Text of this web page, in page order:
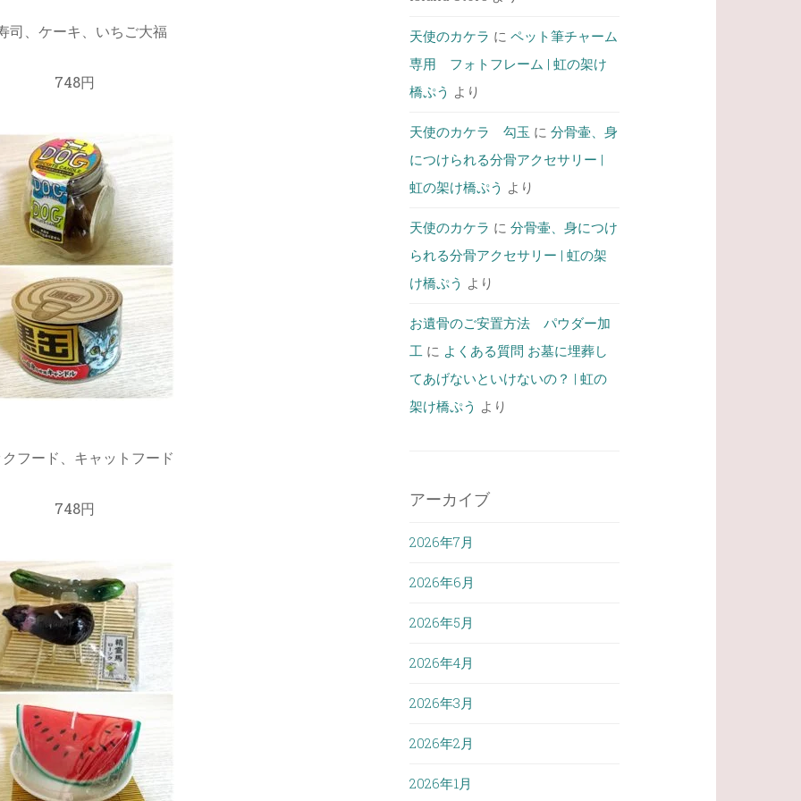
司、ケーキ、いちご大福
748円
フード、キャットフード
748円
天使のカケラ にペット筆チャーム
専用 フォトフレーム | 虹の架け
橋ぷう より
天使のカケラ 勾玉 に分骨壷、身
につけられる分骨アクセサリー |
虹の架け橋ぷう より
天使のカケラ に分骨壷、身につけ
られる分骨アクセサリー | 虹の架
け橋ぷう より
お遺骨のご安置方法 パウダー加
工 に よくある質問 お墓に埋葬し
てあげないといけないの？ | 虹の
架け橋ぷう より
アーカイブ
2026年7月
2026年6月
2026年5月
2026年4月
2026年3月
2026年2月
2026年1月